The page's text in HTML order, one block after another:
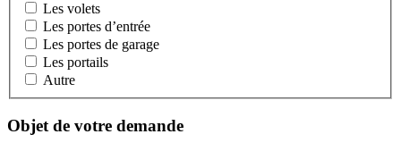
Les volets
Les portes d’entrée
Les portes de garage
Les portails
Autre
Objet de votre demande